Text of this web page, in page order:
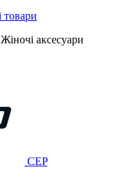
Жіночі аксесуари
CEP